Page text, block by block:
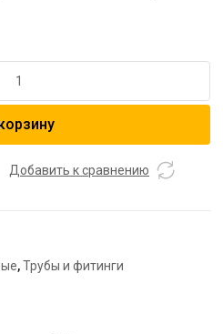
Добавить к сравнению
,Трубы и фитинги